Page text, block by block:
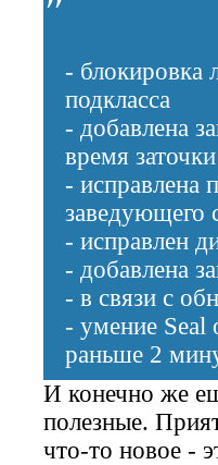
- блокировка
подкласса
- добавлена
время заточки
- исправлена
заведующего
- исправлен
- добавлена
- в связи с
- умение Seal
раньше 2
И конечно же
полезные.
что-то новое -